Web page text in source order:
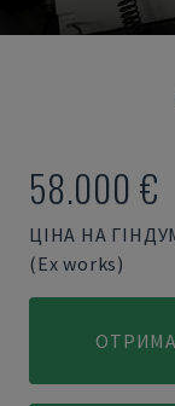
58.000 €
ЦІНА НА
(Ex works)